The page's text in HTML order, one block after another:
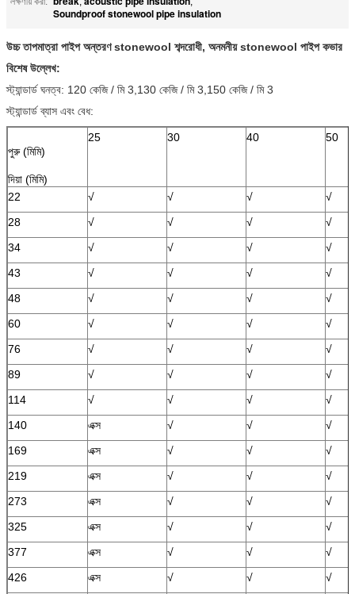
Soundproof stonewool pipe insulation
উচ্চ তাপমাত্রা পাইপ অন্তরণ stonewool শব্দরোধী, অনমনীয় stonewool পাইপ কভার
বিশেষ উল্লেখ:
স্ট্যান্ডার্ড ঘনত্ব: 120 কেজি / মি 3,130 কেজি / মি 3,150 কেজি / মি 3
স্ট্যান্ডার্ড ব্যাস এবং বেধ:
পুরু (মিমি)
দিয়া (মিমি)
25 30 40 50
22 √ √ √
√
28
√ √ √
√
34
√ √ √
√
43
√ √ √
√
48
√ √ √
√
60
√ √ √
√
76
√ √ √
√
89
√ √ √
√
114
√ √ √
√
140
এক্স √ √
√
169
এক্স √ √
√
219
এক্স √ √
√
273
এক্স √ √
√
325
এক্স √ √
√
377
এক্স √ √
√
426
এক্স √ √ √